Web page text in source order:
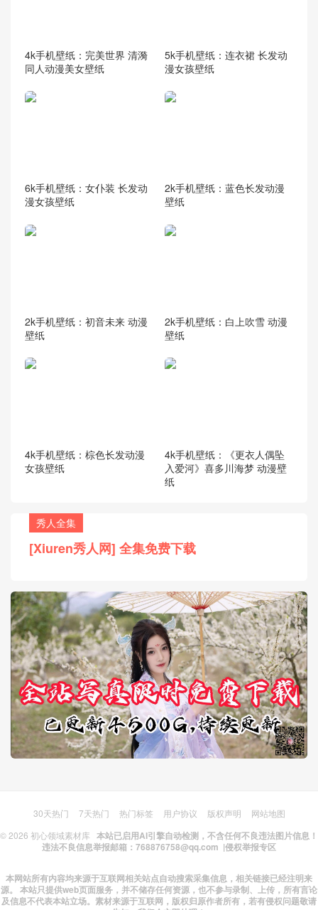
4k手机壁纸：完美世界 清漪
同人动漫美女壁纸
5k手机壁纸：连衣裙 长发动
漫女孩壁纸
6k手机壁纸：女仆装 长发动
漫女孩壁纸
2k手机壁纸：蓝色长发动漫
壁纸
2k手机壁纸：初音未来 动漫
壁纸
2k手机壁纸：白上吹雪 动漫
壁纸
4k手机壁纸：棕色长发动漫
女孩壁纸
4k手机壁纸：《更衣人偶坠
入爱河》喜多川海梦 动漫壁
纸
秀人全集
[Xiuren秀人网] 全集免费下载
30天热门 7天热门 热门标签 用户协议 版权声明
网站地图
© 2026 初心领域素材库 本站已启用AI引擎自动检测，不含任何不良违法图片信息！
违法不良信息举报邮箱：768876758@qq.com |侵权举报专区
本网站所有内容均来源于互联网相关站点自动搜索采集信息，相关链接已经注明来
源。 本站只提供web页面服务，并不储存任何资源，也不参与录制、上传，所有言论
及信息不代表本站立场。素材来源于互联网，版权归原作者所有，若有侵权问题敬请